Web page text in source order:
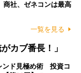
商社、ゼネコンは最高
一覧を見る
カブ番長！」
ンド見極め術 投資コ